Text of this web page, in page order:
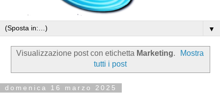
▼
Visualizzazione post con etichetta Marketing.
Mostra
tutti i post
domenica 16 marzo 2025